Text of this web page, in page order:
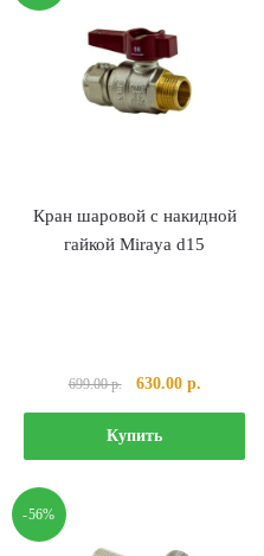
Кран шаровой с накидной
гайкой Miraya d15
699.00р.
Первоначальная
цена
составляла
699.00 р..
630.00 р.Текущая
цена:
Купить
-56%